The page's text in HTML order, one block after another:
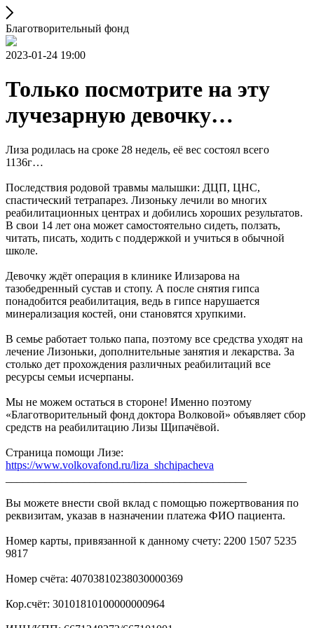
Благотворительный фонд
2023-01-24 19:00
Только посмотрите на эту
лучезарную девочку…
Лиза родилась на сроке 28 недель, её вес состоял всего
1136г…
Последствия родовой травмы малышки: ДЦП, ЦНС,
спастический тетрапарез. Лизоньку лечили во многих
реабилитационных центрах и добились хороших результатов.
В свои 14 лет она может самостоятельно сидеть, ползать,
читать, писать, ходить с поддержкой и учиться в обычной
школе.
Девочку ждёт операция в клинике Илизарова на
тазобедренный сустав и стопу. А после снятия гипса
понадобится реабилитация, ведь в гипсе нарушается
минерализация костей, они становятся хрупкими.
В семье работает только папа, поэтому все средства уходят на
лечение Лизоньки, дополнительные занятия и лекарства. За
столько дет прохождения различных реабилитаций все
ресурсы семьи исчерпаны.
Мы не можем остаться в стороне! Именно поэтому
«Благотворительный фонд доктора Волковой» объявляет сбор
средств на реабилитацию Лизы Щипачёвой.
Страница помощи Лизе:
https://www.volkovafond.ru/liza_shchipacheva
Вы можете внести свой вклад с помощью пожертвования по
реквизитам, указав в назначении платежа ФИО пациента.
Номер карты, привязанной к данному счету: 2200 1507 5235
9817
Номер счёта: 40703810238030000369
Кор.счёт: 30101810100000000964